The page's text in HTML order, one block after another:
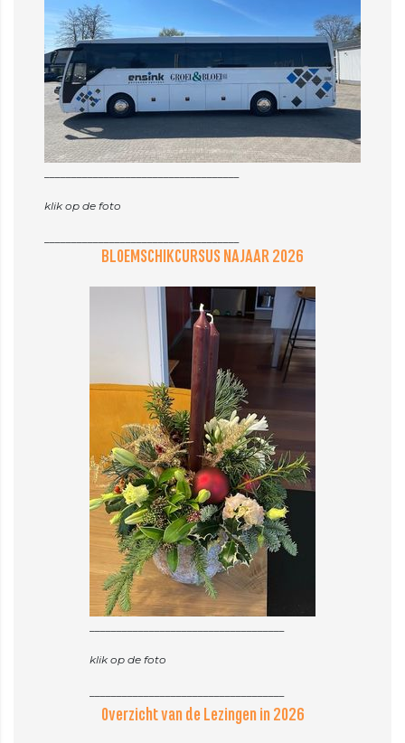
klik op de foto
BLOEMSCHIKCURSUS NAJAAR 2026
klik op de foto
Overzicht van de Lezingen in 2026